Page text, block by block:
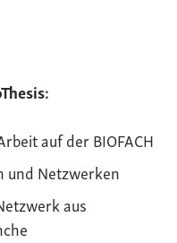
auf der BIOFACH
und Netzwerken
aus